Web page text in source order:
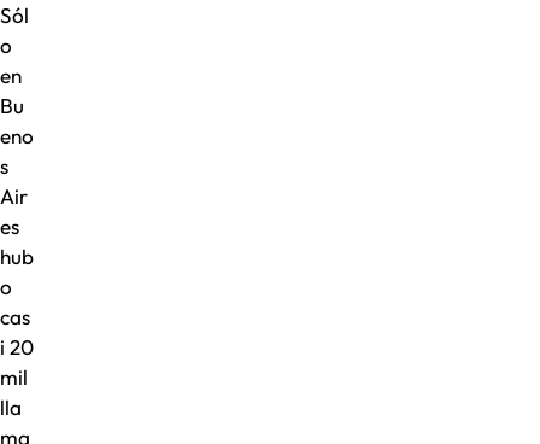
Sól
o
en
Bu
eno
s
Air
es
hub
o
cas
i 20
mil
lla
ma